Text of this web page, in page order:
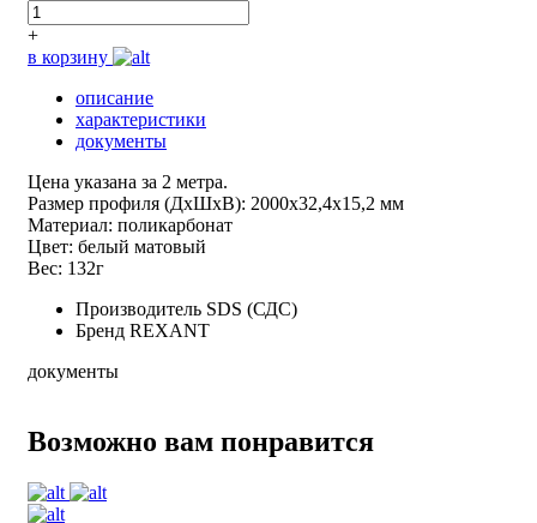
+
в корзину
описание
характеристики
документы
Цена указана за 2 метра.
Размер профиля (ДхШхВ): 2000х32,4х15,2 мм
Материал: поликарбонат
Цвет: белый матовый
Вес: 132г
Производитель SDS (СДС)
Бренд REXANT
документы
Возможно вам понравится